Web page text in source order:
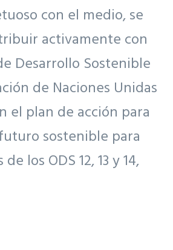
con el medio, se
activamente con
Desarrollo Sostenible
de Naciones Unidas
el plan de acción para
sostenible para
los ODS 12, 13 y 14,